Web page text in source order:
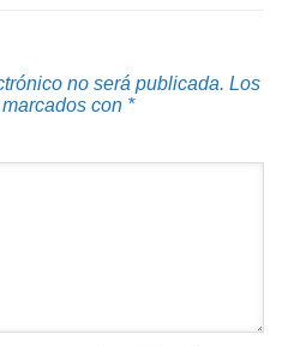
no será publicada. Los
con *